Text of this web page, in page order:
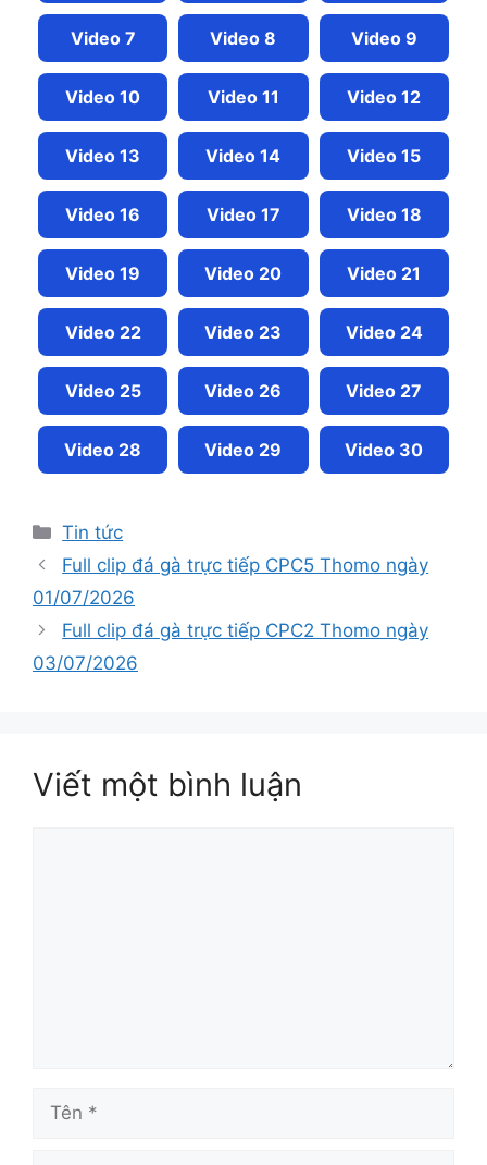
Video 7 Video 8 Video 9
Video 10 Video 11 Video 12
Video 13 Video 14 Video 15
Video 16 Video 17 Video 18
Video 19 Video 20 Video 21
Video 22 Video 23 Video 24
Video 25 Video 26 Video 27
Video 28 Video 29 Video 30
Tin tức
Full clip đá gà trực tiếp CPC5 Thomo ngày
01/07/2026
Full clip đá gà trực tiếp CPC2 Thomo ngày
03/07/2026
Viết một bình luận